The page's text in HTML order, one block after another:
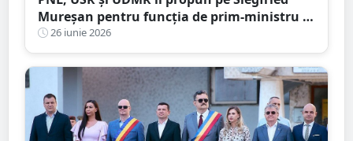
Mureșan pentru funcția de prim-ministru al
României
26 iunie 2026